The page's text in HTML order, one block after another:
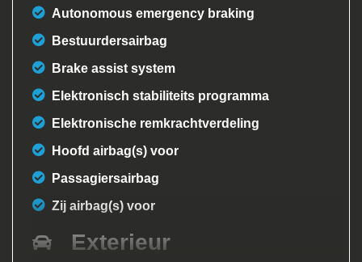
Autonomous emergency braking
Bestuurdersairbag
Brake assist system
Elektronisch stabiliteits programma
Elektronische remkrachtverdeling
Hoofd airbag(s) voor
Passagiersairbag
Zij airbag(s) voor
Exterieur